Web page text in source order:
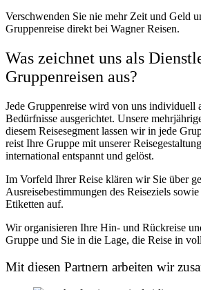
Verschwenden Sie nie mehr Zeit und Geld
Gruppenreise direkt bei Wagner Reisen.
Was zeichnet uns als
Gruppenreisen aus?
Jede Gruppenreise wird von uns individuell
Bedürfnisse ausgerichtet. Unsere
diesem Reisesegment lassen wir in jede
reist Ihre Gruppe mit unserer
international entspannt und gelöst.
Im Vorfeld Ihrer Reise klären wir Sie über
Ausreisebestimmungen des Reiseziels
Etiketten auf.
Wir organisieren Ihre Hin- und Rückreise
Gruppe und Sie in die Lage, die Reise in
Mit diesen Partnern arbeiten wir